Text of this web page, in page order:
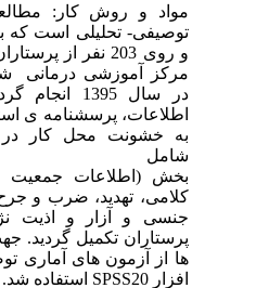
مواد و روش کار: مطالعه ی
توصیفی- تحلیلی است که به
و روی 203 نفر از پرستاران
مرکز آموزشی درمانی شهدای هفتم
در سال 1395 انجام گردید.
اطلاعات، پرسشنامه ی استاندارد
به خشونت محل کار در
بخش (اطلاعات جمعیت شناختی،
کلامی، تهدید، ضرب و جرح جسمی،
جنسی و آزار و اذیت نژادی)
پرستاران تکمیل گردید. جهت تجزیه
ها از آزمون های آماری توصیفی